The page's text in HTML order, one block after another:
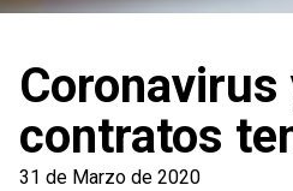
Coronavirus
contratos
31 de Marzo de 2020